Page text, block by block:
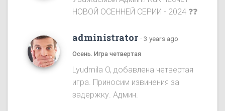
НОВОЙ ОСЕННЕЙ СЕРИИ - 2024 ❓❓
administrator · 3 years ago
Осень. Игра четвертая
Lyudmila O, добавлена четвертая
игра. Приносим извинения за
задержку. Админ.